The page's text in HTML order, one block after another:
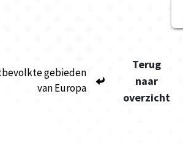
gebieden
van Europa
Terug
naar
overzicht